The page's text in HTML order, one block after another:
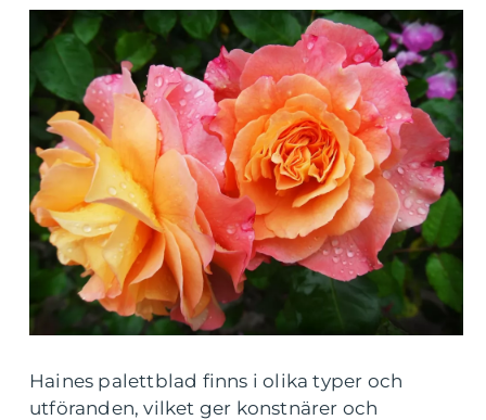
Haines palettblad finns i olika typer och
utföranden, vilket ger konstnärer och